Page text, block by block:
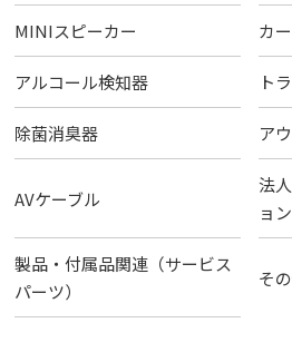
MINIスピーカー カ
アルコール検知器 ト
除菌消臭器 ア
AVケーブル
法
ョン
製品・付属品関連（サービス
パーツ）
そ